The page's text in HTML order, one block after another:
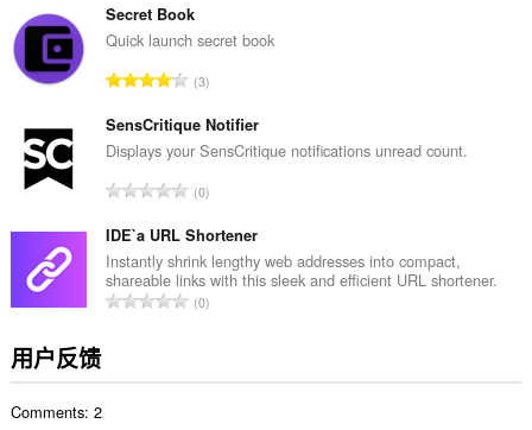
分
次
：
Secret Book
Quick launch secret book
总
分
次
：
3
SensCritique Notifier
Displays your SensCritique notifications unread count.
总
分
次
数
：
0
IDE`a URL Shortener
Instantly shrink lengthy web addresses into compact,
shareable links with this sleek and efficient URL shortener.
总
0
用户反馈
Comments: 2